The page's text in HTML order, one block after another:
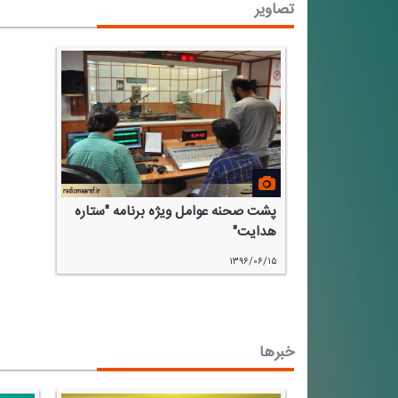
تصاویر
پشت صحنه عوامل ویژه برنامه "ستاره
هدایت"
۱۳۹۶/۰۶/۱۵
خبرها